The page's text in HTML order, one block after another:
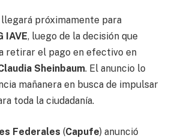
próximamente para
IAVE, luego de la decisión que
retirar el pago en efectivo en
Sheinbaum. El anuncio lo
mañanera en busca de impulsar
toda la ciudadanía.
Federales (Capufe) anunció